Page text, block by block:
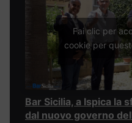
Fai clic per
cookie per
Bar Sicilia, a Ispica la
dal nuovo governo